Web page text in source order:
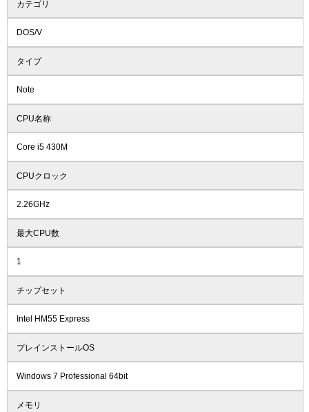
カテゴリ
DOS/V
タイプ
Note
CPU名称
Core i5 430M
CPUクロック
2.26GHz
最大CPU数
1
チップセット
Intel HM55 Express
プレインストールOS
Windows 7 Professional 64bit
メモリ